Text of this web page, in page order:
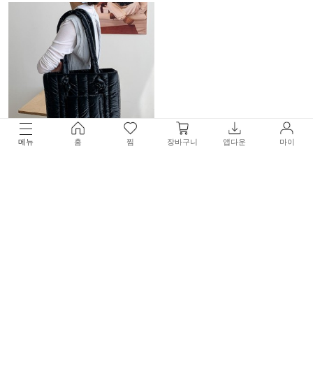
메뉴 홈 찜 장바구니 앱다운 마이